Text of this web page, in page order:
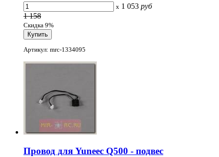
x 1 053 руб
1 158
Скидка 9%
Артикул: mrc-1334095
Провод для Yuneec Q500 - подвес